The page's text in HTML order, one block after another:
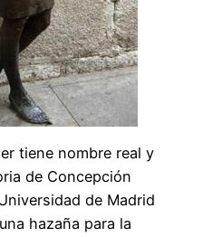
tiene nombre real y
de Concepción
de Madrid
hazaña para la